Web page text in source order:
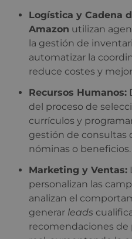
Logística y Cadena
Amazon utilizan
la gestión de
automatizar la
reduce costes y
Recursos Humanos:
del proceso de
currículos y
gestión de consultas
nóminas o beneficios.
Marketing y Ventas:
personalizan las
analizan el
generar leads
recomendaciones